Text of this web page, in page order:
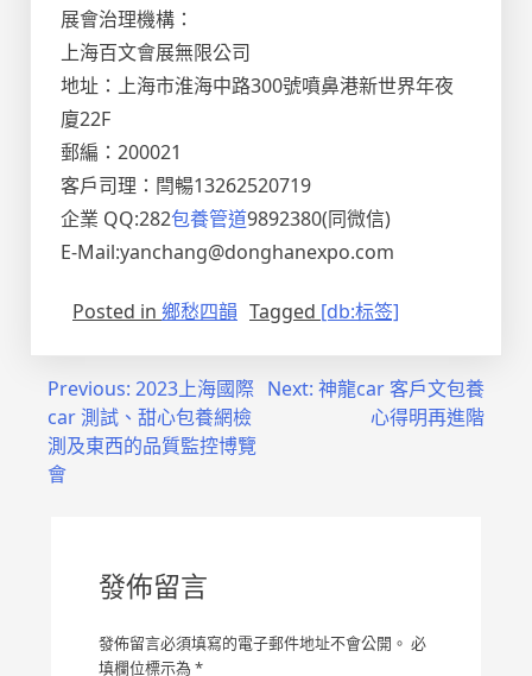
展會治理機構：
上海百文會展無限公司
地址：上海市淮海中路300號噴鼻港新世界年夜
廈22F
郵編：200021
客戶司理：閆暢13262520719
企業 QQ:282包養管道9892380(同微信)
E-Mail:yanchang@donghanexpo.com
Posted in 鄉愁四韻 Tagged [db:标签]
Previous: 2023上海國際
car 測試、甜心包養網檢
測及東西的品質監控博覽
會
Next: 神龍car 客戶文包養
心得明再進階
發佈留言
發佈留言必須填寫的電子郵件地址不會公開。 必
填欄位標示為 *